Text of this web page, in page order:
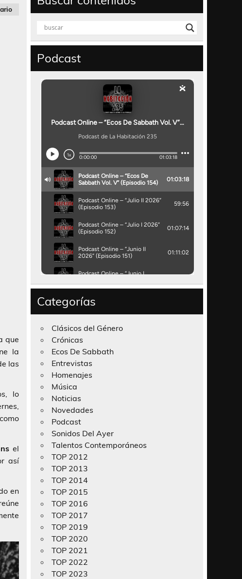
que
la
las
lo
el
así
en
Podcast
Categorías
Clásicos del Género
Crónicas
Ecos De Sabbath
Entrevistas
Homenajes
Música
Noticias
Novedades
Podcast
Sonidos Del Ayer
Talentos Contemporáneos
TOP 2012
TOP 2013
TOP 2014
TOP 2015
TOP 2016
TOP 2017
TOP 2019
TOP 2020
TOP 2021
TOP 2022
TOP 2023